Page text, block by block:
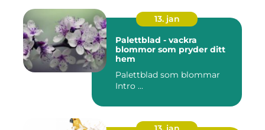
13. jan
Palettblad - vackra
blommor som pryder ditt
hem
Palettblad som blommar
Intro ...